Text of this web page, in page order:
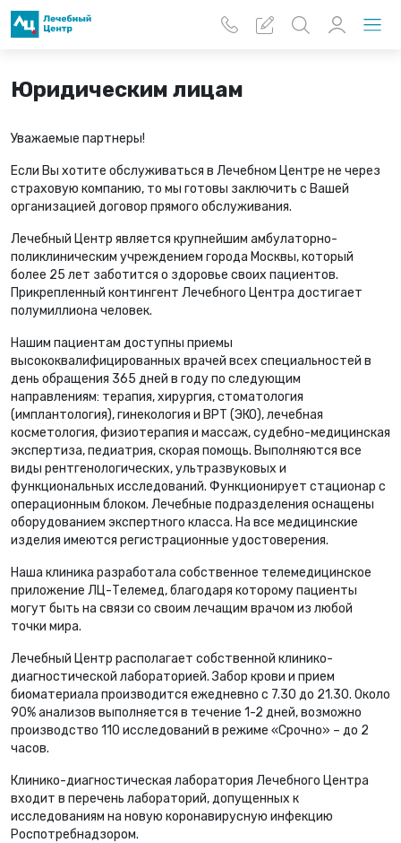
Перейти к основному содержанию
Юридическим лицам
Уважаемые партнеры!
Если Вы хотите обслуживаться в Лечебном Центре не через
страховую компанию, то мы готовы заключить с Вашей
организацией договор прямого обслуживания.
Лечебный Центр является крупнейшим амбулаторно-
поликлиническим учреждением города Москвы, который
более 25 лет заботится о здоровье своих пациентов.
Прикрепленный контингент Лечебного Центра достигает
полумиллиона человек.
Нашим пациентам доступны приемы
высококвалифицированных врачей всех специальностей в
день обращения 365 дней в году по следующим
направлениям: терапия, хирургия, стоматология
(имплантология), гинекология и ВРТ (ЭКО), лечебная
косметология, физиотерапия и массаж, судебно-медицинская
экспертиза, педиатрия, скорая помощь. Выполняются все
виды рентгенологических, ультразвуковых и
функциональных исследований. Функционирует стационар с
операционным блоком. Лечебные подразделения оснащены
оборудованием экспертного класса. На все медицинские
изделия имеются регистрационные удостоверения.
Наша клиника разработала собственное телемедицинское
приложение ЛЦ-Телемед, благодаря которому пациенты
могут быть на связи со своим лечащим врачом из любой
точки мира.
Лечебный Центр располагает собственной клинико-
диагностической лабораторией. Забор крови и прием
биоматериала производится ежедневно с 7.30 до 21.30. Около
90% анализов выполняется в течение 1-2 дней, возможно
производство 110 исследований в режиме «Срочно» – до 2
часов.
Клинико-диагностическая лаборатория Лечебного Центра
входит в перечень лабораторий, допущенных к
исследованиям на новую коронавирусную инфекцию
Роспотребнадзором.